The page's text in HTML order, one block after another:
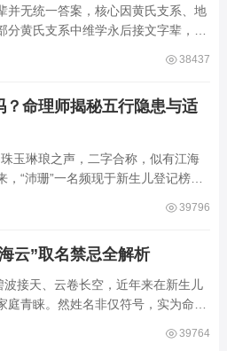
并无统一答案，核心因黄氏支系、地
黄氏支系中维学永后接文字辈，完
池一带的黄氏族谱里能明确查到，
38437
？命理师揭秘五行隐患与适
珠玉琳琅之声，二字合称，似有江海
“沛珊”一名频现于新生儿登记榜
纽。一字之选，关乎气场平衡。沛
39796
云”取名禁忌全解析
波接天、云卷长空，近年来在新生儿
青睐。然姓名非仅符号，实为命局
致意志不坚、事业漂泊、健康受
39764